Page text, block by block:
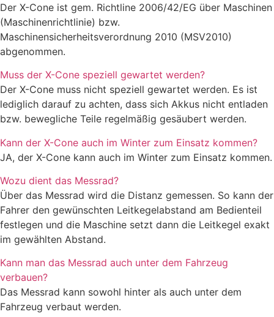
Der X-Cone ist gem. Richtline 2006/42/EG über Maschinen
(Maschinenrichtlinie) bzw.
Maschinensicherheitsverordnung 2010 (MSV2010)
abgenommen.
Muss der X-Cone speziell gewartet werden?
Der X-Cone muss nicht speziell gewartet werden. Es ist
lediglich darauf zu achten, dass sich Akkus nicht entladen
bzw. bewegliche Teile regelmäßig gesäubert werden.
Kann der X-Cone auch im Winter zum Einsatz kommen?
JA, der X-Cone kann auch im Winter zum Einsatz kommen.
Wozu dient das Messrad?
Über das Messrad wird die Distanz gemessen. So kann der
Fahrer den gewünschten Leitkegelabstand am Bedienteil
festlegen und die Maschine setzt dann die Leitkegel exakt
im gewählten Abstand.
Kann man das Messrad auch unter dem Fahrzeug
verbauen?
Das Messrad kann sowohl hinter als auch unter dem
Fahrzeug verbaut werden.